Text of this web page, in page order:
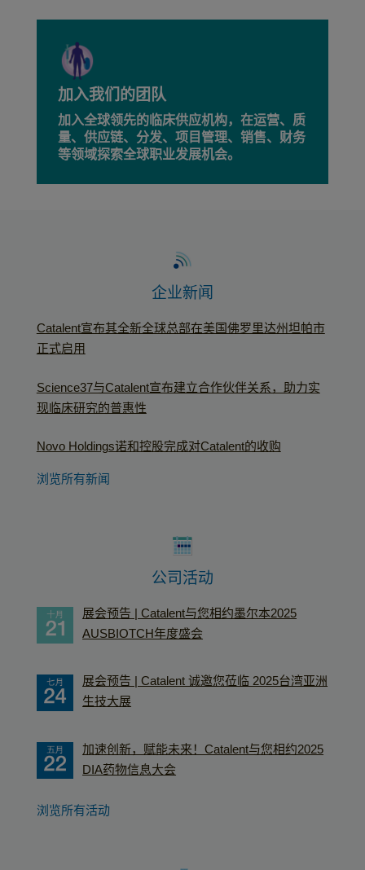
加入我们的团队
加入全球领先的临床供应机构，在运营、质
量、供应链、分发、项目管理、销售、财务
等领域探索全球职业发展机会。
企业新闻
Catalent宣布其全新全球总部在美国佛罗里达州坦帕市
正式启用
Science37与Catalent宣布建立合作伙伴关系，助力实
现临床研究的普惠性
Novo Holdings诺和控股完成对Catalent的收购
浏览所有新闻
公司活动
展会预告 | Catalent与您相约墨尔本2025
AUSBIOTCH年度盛会
展会预告 | Catalent 诚邀您莅临 2025台湾亚洲
生技大展
加速创新，赋能未来！Catalent与您相约2025
DIA药物信息大会
浏览所有活动